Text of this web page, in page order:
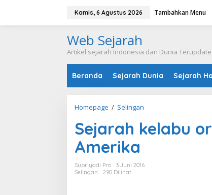
Kamis, 6 Agustus 2026 Tambahkan Menu
Web Sejarah
Artikel sejarah Indonesia dan Dunia Terupdate
Beranda Sejarah Dunia Sejarah
Homepage / Selingan
j
a
Sejarah kelabu
Amerika
Supriyadi Pro
3 Juni 2016
Selingan
290 Dilihat